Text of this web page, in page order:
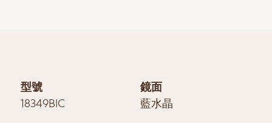
型號
18349BIC
鏡面
藍水晶